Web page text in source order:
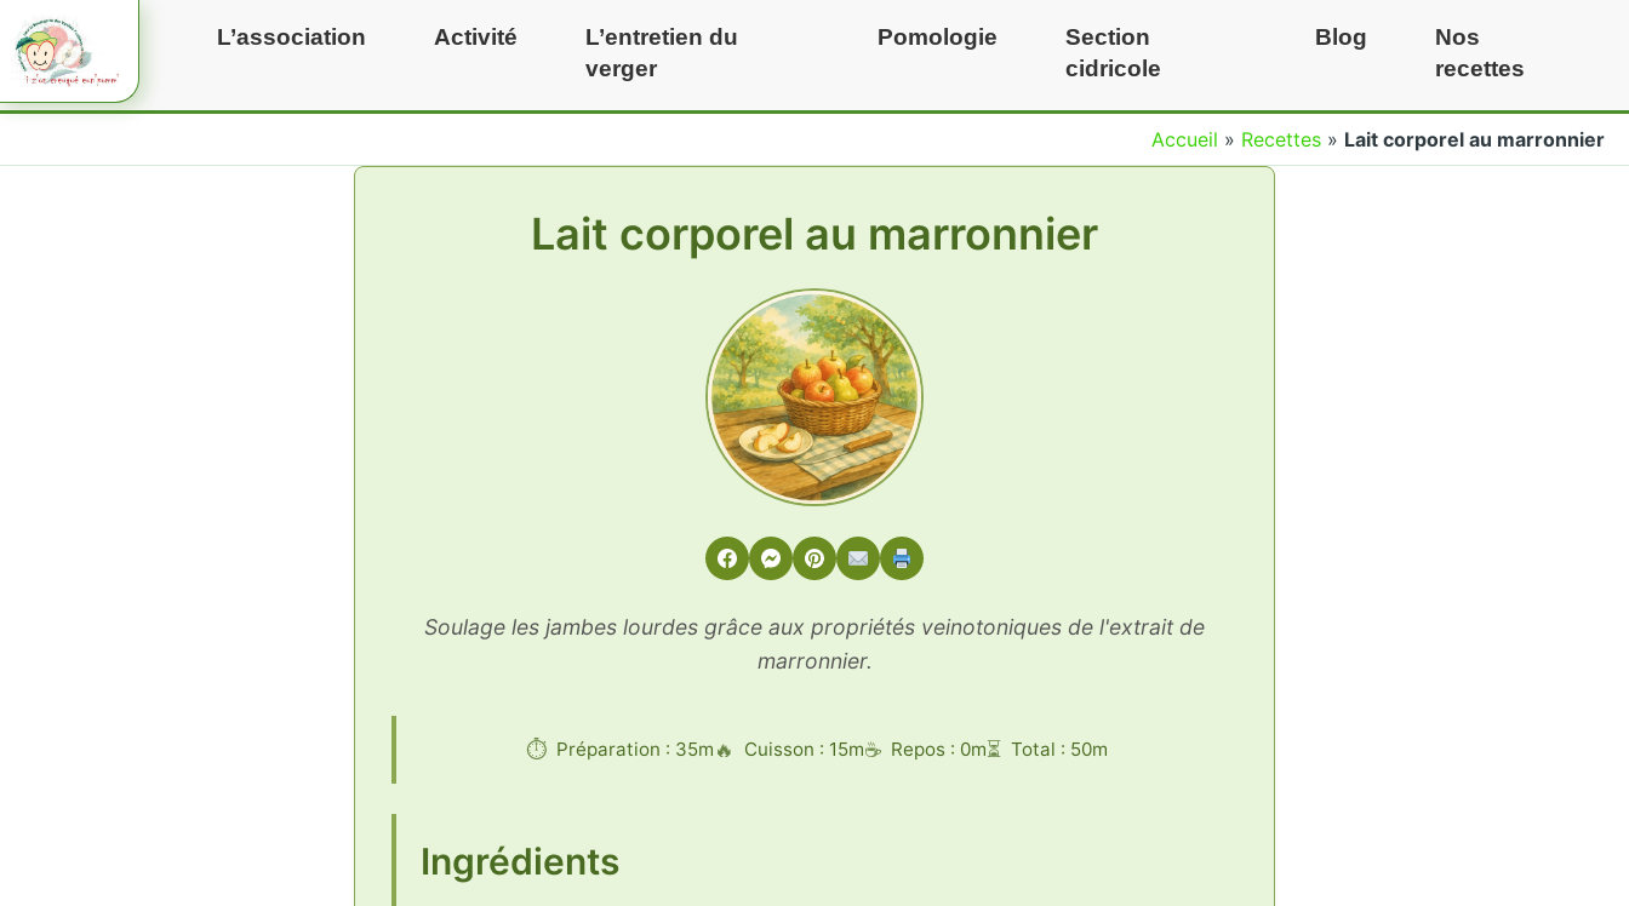
L’association Activité
L’entretien du
verger
Pomologie
Section
cidricole
Blog
Nos
recettes
Aller
au
contenu
Accueil » Recettes » Lait corporel au marronnier
Lait corporel au marronnier
Soulage les jambes lourdes grâce aux propriétés veinotoniques de l'extrait de
marronnier.
Préparation : 35m Cuisson : 15m Repos : 0m Total : 50m
Ingrédients